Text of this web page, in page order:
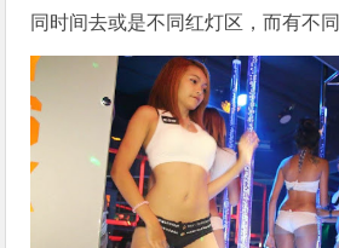
同时间去或是不同红灯区，而有不同